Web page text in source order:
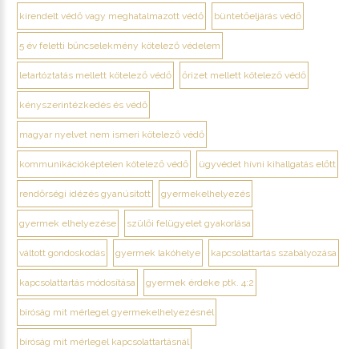
kirendelt védő vagy meghatalmazott védő büntetőeljárás védő
5 év feletti bűncselekmény kötelező védelem
letartóztatás mellett kötelező védő őrizet mellett kötelező védő
kényszerintézkedés és védő
magyar nyelvet nem ismeri kötelező védő
kommunikációképtelen kötelező védő ügyvédet hívni kihallgatás előtt
rendőrségi idézés gyanúsított gyermekelhelyezés
gyermek elhelyezése szülői felügyelet gyakorlása
váltott gondoskodás gyermek lakóhelye kapcsolattartás szabályozása
kapcsolattartás módosítása gyermek érdeke ptk. 4:2
bíróság mit mérlegel gyermekelhelyezésnél
bíróság mit mérlegel kapcsolattartásnál